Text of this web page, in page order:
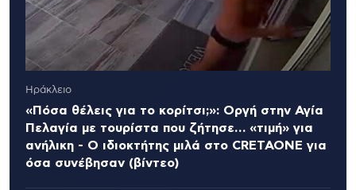
Ηράκλειο
«Πόσα θέλεις για το κορίτσι;»: Οργή στην Αγία
Πελαγία με τουρίστα που ζήτησε… «τιμή» για
ανήλικη - Ο ιδιοκτήτης μιλά στο CRETAONE για
όσα συνέβησαν (βίντεο)